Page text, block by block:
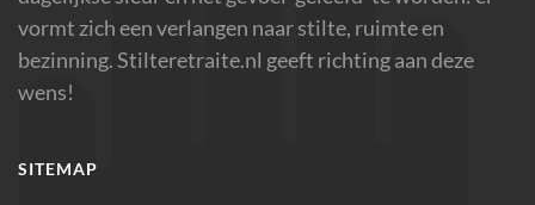
vormt zich een verlangen naar stilte, ruimte en
bezinning. Stilteretraite.nl geeft richting aan deze
wens!
SITEMAP